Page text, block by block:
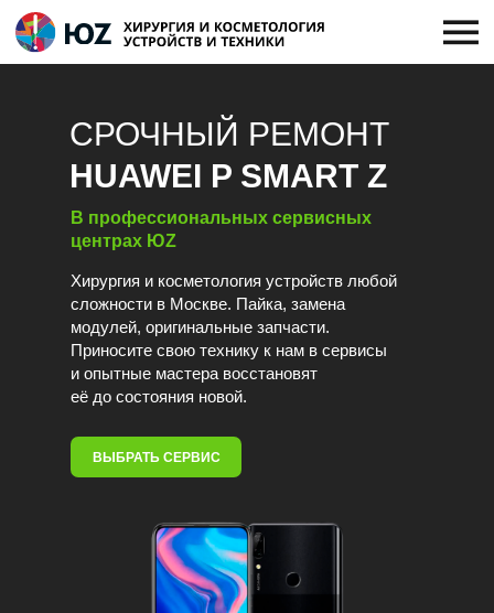
Хирургия и косметология устройств любой
сложности в Москве. Пайка, замена
модулей, оригинальные запчасти.
Приносите свою технику к нам в сервисы
и опытные мастера восстановят
её до состояния новой.
В профессиональных сервисных
центрах ЮZ
ВЫБРАТЬ СЕРВИС
СРОЧНЫЙ РЕМОНТ
HUAWEI P SMART Z